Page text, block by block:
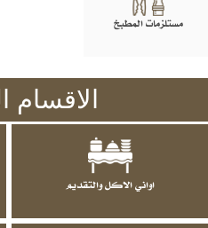
مستلزمات المطبخ
الاقسام
اواني الاكل والتقديم